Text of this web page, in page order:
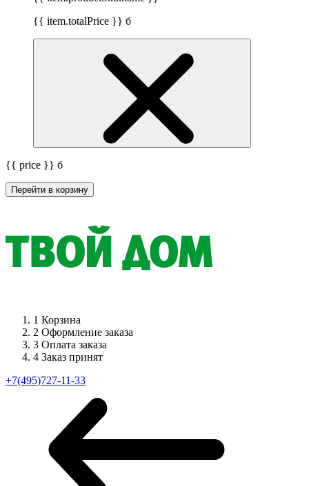
{{ item.totalPrice }} б
{{ price }} б
Перейти в корзину
1 Корзина
2 Оформление заказа
3 Оплата заказа
4 Заказ принят
+7(495)727-11-33